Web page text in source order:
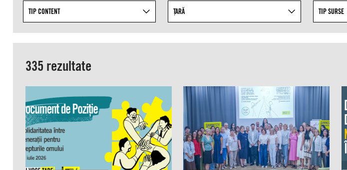
results
targeting
topics
from
the
list
of
available
taxonomies.
TIP CONTENT ȚARĂ TIP SURSE
335 rezultate